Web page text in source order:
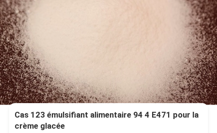
Cas 123 émulsifiant alimentaire 94 4 E471 pour la
crème glacée